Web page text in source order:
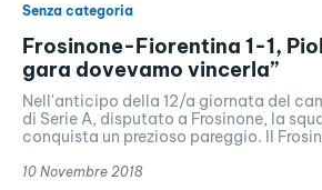
Senza categoria
Frosinone-Fiorentina 1-1,
gara dovevamo vincerla”
Nell'anticipo della 12/a giornata del
di Serie A, disputato a Frosinone, la
conquista un
10 Novembre 2018